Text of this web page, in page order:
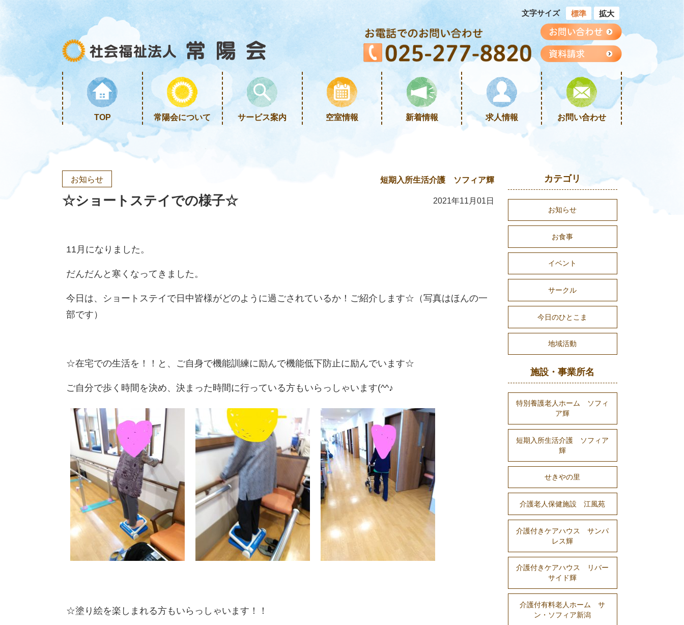
文字サイズ 標準 拡大
TOP 常陽会について サービス案内 空室情報 新着情報 求人情報 お問い合わせ
お知らせ 短期入所生活介護 ソフィア輝
☆ショートステイでの様子☆ 2021年11月01日
11月になりました。
だんだんと寒くなってきました。
今日は、ショートステイで日中皆様がどのように過ごされているか！ご紹介します☆（写真はほんの一
部です）
☆在宅での生活を！！と、ご自身で機能訓練に励んで機能低下防止に励んでいます☆
ご自分で歩く時間を決め、決まった時間に行っている方もいらっしゃいます(^^♪
☆塗り絵を楽しまれる方もいらっしゃいます！！
カテゴリ
お知らせ
お食事
イベント
サークル
今日のひとこま
地域活動
施設・事業所名
特別養護老人ホーム ソフィ
ア輝
短期入所生活介護 ソフィア
輝
せきやの里
介護老人保健施設 江風苑
介護付きケアハウス サンパ
レス輝
介護付きケアハウス リバー
サイド輝
介護付有料老人ホーム サ
ン・ソフィア新潟